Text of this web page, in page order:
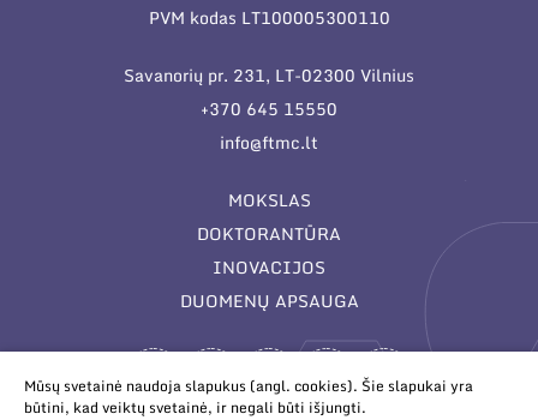
PVM kodas LT100005300110
Savanorių pr. 231, LT-02300 Vilnius
+370 645 15550
info@ftmc.lt
MOKSLAS
DOKTORANTŪRA
INOVACIJOS
DUOMENŲ APSAUGA
Mūsų svetainė naudoja slapukus (angl. cookies). Šie slapukai yra
būtini, kad veiktų svetainė, ir negali būti išjungti.